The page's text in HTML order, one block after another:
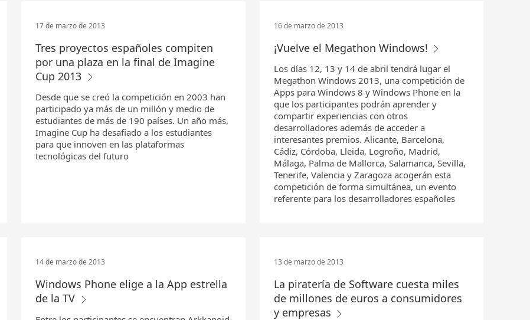
17 de marzo de 2013
Tres proyectos españoles compiten
por una plaza en la final de Imagine
Cup 2013
Desde que se creó la competición en 2003 han
participado ya más de un millón y medio de
estudiantes de más de 190 países. Un año más,
Imagine Cup ha desafiado a los estudiantes
para que innoven en las plataformas
tecnológicas del futuro
16 de marzo de 2013
¡Vuelve el Megathon Windows!
Los días 12, 13 y 14 de abril tendrá lugar el
Megathon Windows 2013, una competición de
Apps para Windows 8 y Windows Phone en la
que los participantes podrán aprender y
compartir experiencias con otros
desarrolladores además de acceder a
interesantes premios. Alicante, Barcelona,
Cádiz, Córdoba, Lleida, Logroño, Madrid,
Málaga, Palma de Mallorca, Salamanca, Sevilla,
Tenerife, Valencia y Zaragoza acogerán esta
competición de forma simultánea, un evento
referente para los desarrolladores españoles
14 de marzo de 2013
Windows Phone elige a la App estrella
de la TV
13 de marzo de 2013
La piratería de Software cuesta miles
de millones de euros a consumidores
y empresas